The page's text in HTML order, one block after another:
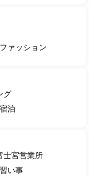
ァッション
グ
泊
士宮営業所
い事